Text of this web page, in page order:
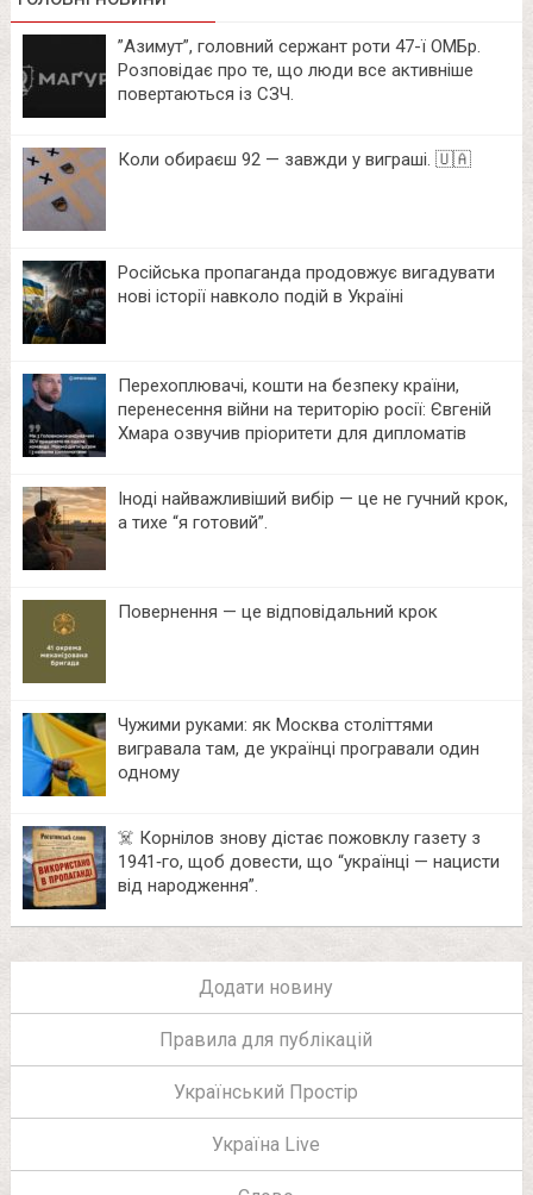
⁨”Азимут”, головний сержант роти 47-ї ОМБр.
Розповідає про те, що люди все активніше
повертаються із СЗЧ.
Коли обираєш 92 — завжди у виграші. 🇺🇦
Російська пропаганда продовжує вигадувати
нові історії навколо подій в Україні
Перехоплювачі, кошти на безпеку країни,
перенесення війни на територію росії: Євгеній
Хмара озвучив пріоритети для дипломатів
Іноді найважливіший вибір — це не гучний крок,
а тихе “я готовий”.
Повернення — це відповідальний крок
Чужими руками: як Москва століттями
вигравала там, де українці програвали один
одному
☠️ Корнілов знову дістає пожовклу газету з
1941‑го, щоб довести, що “українці — нацисти
від народження”.
Додати новину
Правила для публікацій
Український Простір
Україна Live